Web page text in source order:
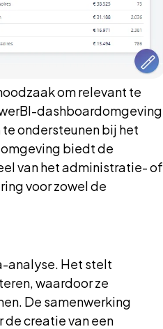
om relevant te
dashboardomgeving
ondersteunen bij het
biedt de
van het administratie- of
voor zowel de
analyse. Het stelt
waardoor ze
De samenwerking
de creatie van een